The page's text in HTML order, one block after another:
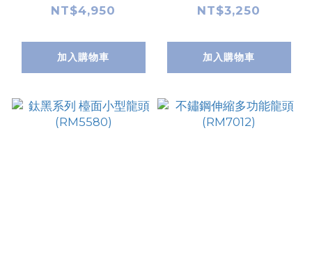
(RM5560)
NT$4,950
加入購物車
NT$3,250
加入購物車